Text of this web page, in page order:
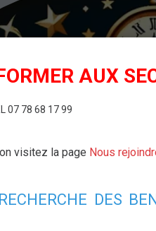
AUX
07 78 68 17 99
visitez la page Nous
DES